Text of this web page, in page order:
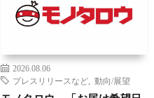
2026.08.06
プレスリリースなど
動向/展望